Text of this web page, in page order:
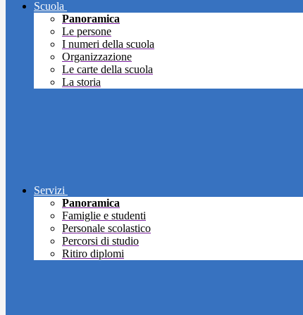
Scuola
Panoramica
Le persone
I numeri della scuola
Organizzazione
Le carte della scuola
La storia
Servizi
Panoramica
Famiglie e studenti
Personale scolastico
Percorsi di studio
Ritiro diplomi